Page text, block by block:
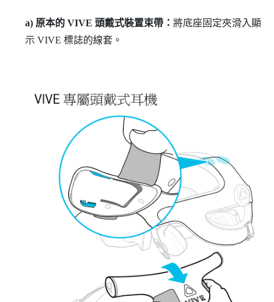
a) 原本的 VIVE 頭戴式裝置束帶： 將底座固定夾滑入顯
示 VIVE 標誌的線套。